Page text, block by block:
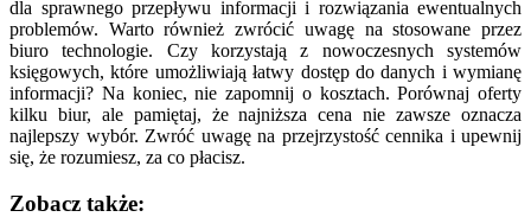
dla sprawnego przepływu informacji i rozwiązania ewentualnych
problemów. Warto również zwrócić uwagę na stosowane przez
biuro technologie. Czy korzystają z nowoczesnych systemów
księgowych, które umożliwiają łatwy dostęp do danych i wymianę
informacji? Na koniec, nie zapomnij o kosztach. Porównaj oferty
kilku biur, ale pamiętaj, że najniższa cena nie zawsze oznacza
najlepszy wybór. Zwróć uwagę na przejrzystość cennika i upewnij
się, że rozumiesz, za co płacisz.
Zobacz także: